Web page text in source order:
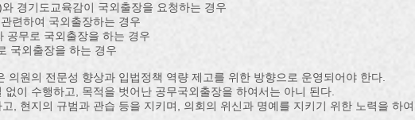
경기도교육감이 국외출장을 요청하는 경우
련하여 국외출장하는 경우
공무로 국외출장을 하는 경우
국외출장을 하는 경우
원의 전문성 향상과 입법정책 역량 제고를 위한 방향으로 운영되어야 한다.
이 수행하고, 목적을 벗어난 공무국외출장을 하여서는 아니 된다.
, 현지의 규범과 관습 등을 지키며, 의회의 위신과 명예를 지키기 위한 노력을 하여